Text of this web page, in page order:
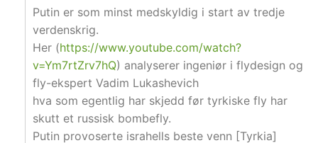
Putin er som minst medskyldig i start av tredje
verdenskrig.
Her (https://www.youtube.com/watch?
v=Ym7rtZrv7hQ) analyserer ingeniør i flydesign og
fly-ekspert Vadim Lukashevich
hva som egentlig har skjedd før tyrkiske fly har
skutt et russisk bombefly.
Putin provoserte israhells beste venn [Tyrkia]